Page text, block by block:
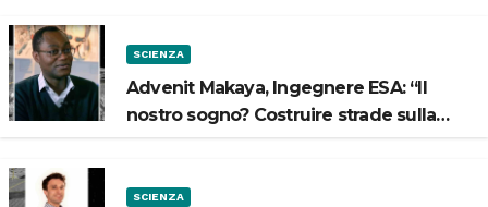
SCIENZA
Advenit Makaya, Ingegnere ESA: “Il
nostro sogno? Costruire strade sulla
SCIENZA